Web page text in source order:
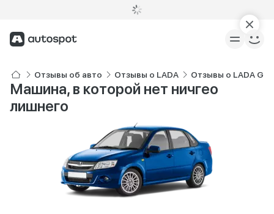
Отзывы об авто Отзывы о LADA Отзывы о LADA
Машина, в которой нет ничгео
лишнего